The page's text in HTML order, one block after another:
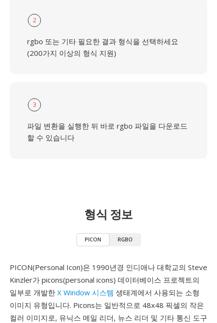
2
rgbo 또는 기타 필요한 결과 형식을 선택하세요
(200가지 이상의 형식 지원)
3
파일 변환을 실행한 뒤 바로 rgbo 파일을 다운로드
할 수 있습니다
형식 정보
PICON RGBO
PICON(Personal Icon)은 1990년경 인디애나 대학교의 Steve
Kinzler가 picons(personal icons) 데이터베이스 프로젝트의
일부로 개발한 X Window 시스템 생태계에서 사용되는 소형
이미지 유형입니다. Picons는 일반적으로 48x48 픽셀의 작은
컬러 이미지로, 유닉스 메일 리더, 뉴스 리더 및 기타 통신 도구